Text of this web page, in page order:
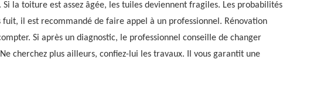
la toiture est assez âgée, les tuiles deviennent fragiles. Les probabilités
il est recommandé de faire appel à un professionnel. Rénovation
Si après un diagnostic, le professionnel conseille de changer
cherchez plus ailleurs, confiez-lui les travaux. Il vous garantit une